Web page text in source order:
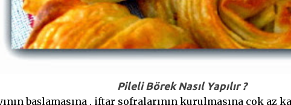
Pileli Börek Nasıl Yapılır ?
başlamasına , iftar sofralarının kurulmasına çok az